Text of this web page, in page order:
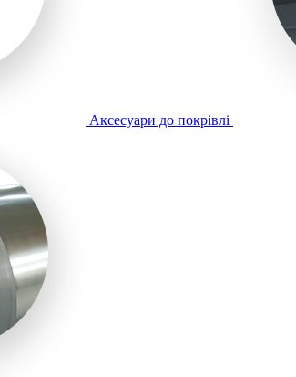
Аксесуари до покрівлі